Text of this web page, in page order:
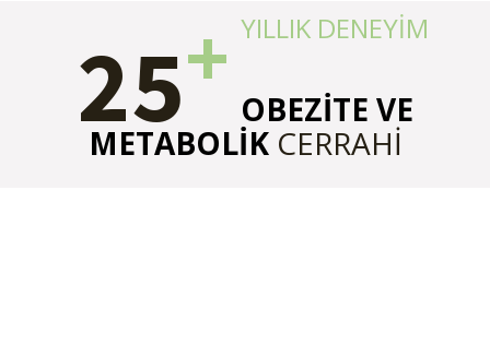
25+ YILLIK DENEYİM
OBEZİTE VE
METABOLİKCERRAHİ